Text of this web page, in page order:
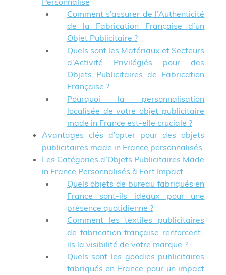
Comment s’assurer de l’Authenticité
de la Fabrication Française d’un
Objet Publicitaire ?
Quels sont les Matériaux et Secteurs
d’Activité Privilégiés pour des
Objets Publicitaires de Fabrication
Française ?
Pourquoi la personnalisation
localisée de votre objet publicitaire
made in France est-elle cruciale ?
Avantages clés d’opter pour des objets
publicitaires made in France personnalisés
Les Catégories d’Objets Publicitaires Made
in France Personnalisés à Fort Impact
Quels objets de bureau fabriqués en
France sont-ils idéaux pour une
présence quotidienne ?
Comment les textiles publicitaires
de fabrication française renforcent-
ils la visibilité de votre marque ?
Quels sont les goodies publicitaires
fabriqués en France pour un impact